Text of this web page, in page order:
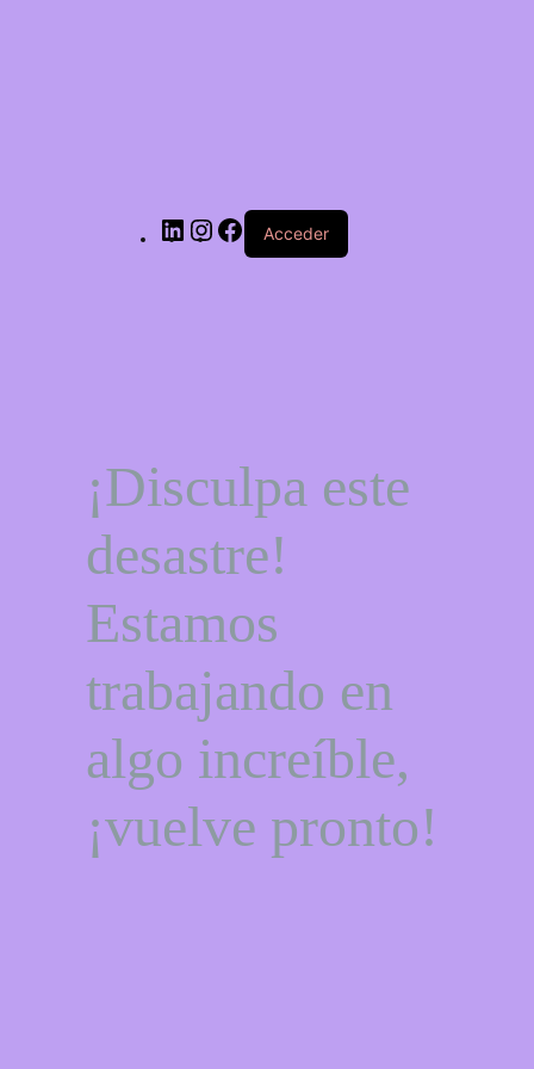
Acceder
¡Disculpa este
desastre!
Estamos
trabajando en
algo increíble,
¡vuelve pronto!